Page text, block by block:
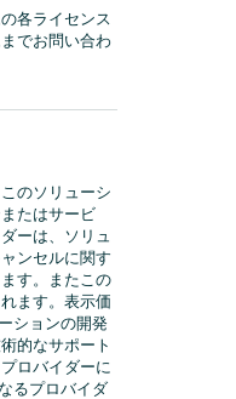
各ライセンス
でお問い合わ
のソリューシ
たはサービ
ーは、ソリュ
ンセルに関す
す。またこの
ます。表示価
ションの開発
的なサポート
ロバイダーに
るプロバイダ